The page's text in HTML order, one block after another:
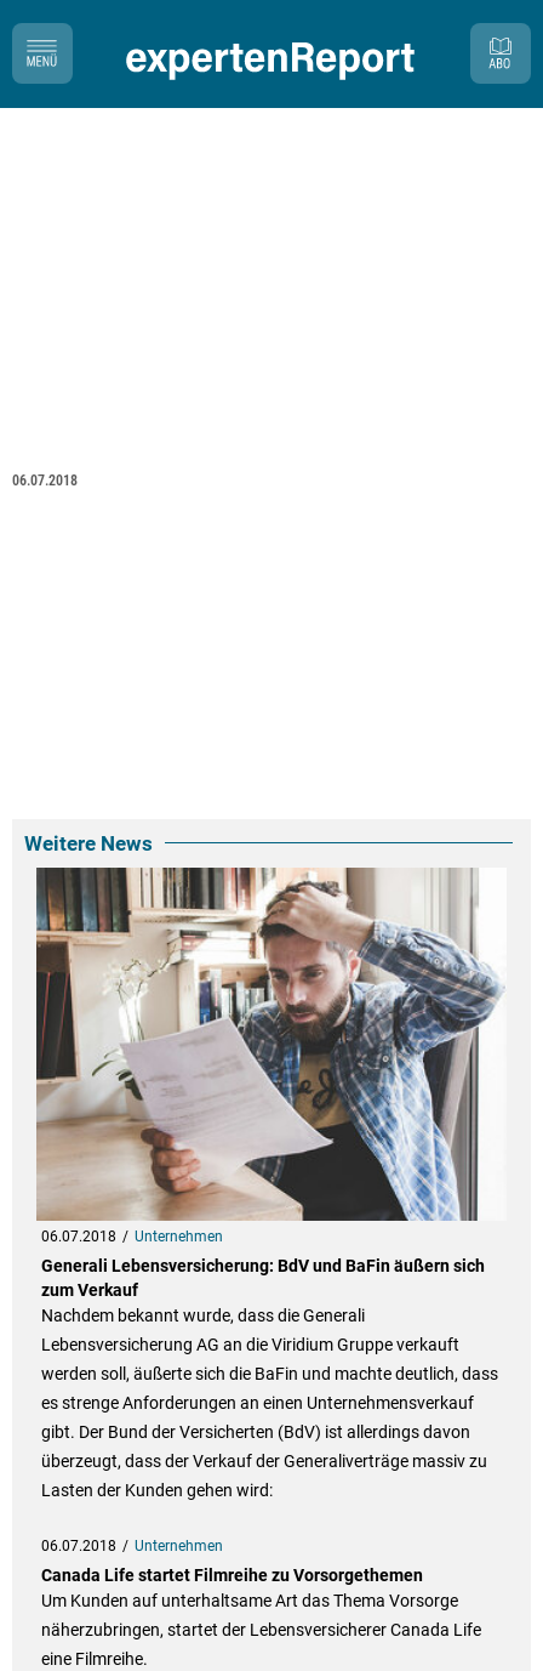
06.07.2018
Weitere News
06.07.2018 Unternehmen
Generali Lebensversicherung: BdV und BaFin äußern sich
zum Verkauf
Nachdem bekannt wurde, dass die Generali
Lebensversicherung AG an die Viridium Gruppe verkauft
werden soll, äußerte sich die BaFin und machte deutlich, dass
es strenge Anforderungen an einen Unternehmensverkauf
gibt. Der Bund der Versicherten (BdV) ist allerdings davon
überzeugt, dass der Verkauf der Generaliverträge massiv zu
Lasten der Kunden gehen wird:
06.07.2018 Unternehmen
Canada Life startet Filmreihe zu Vorsorgethemen
Um Kunden auf unterhaltsame Art das Thema Vorsorge
näherzubringen, startet der Lebensversicherer Canada Life
eine Filmreihe.